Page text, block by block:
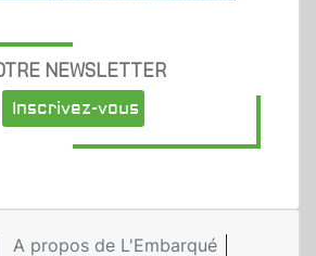
NEWSLETTER
Inscrivez-vous
A propos de L'Embarqué